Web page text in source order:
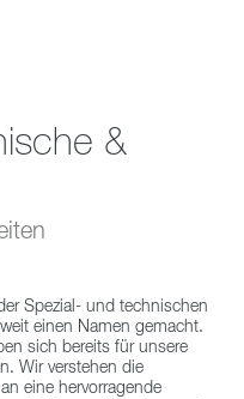
&
Spezial- und technischen
einen Namen gemacht.
sich bereits für unsere
Wir verstehen die
eine hervorragende